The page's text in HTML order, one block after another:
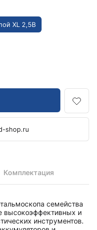
Комплектация
семейства
высокоэффективных и
инструментов.
XL 2,5В
shop.ru